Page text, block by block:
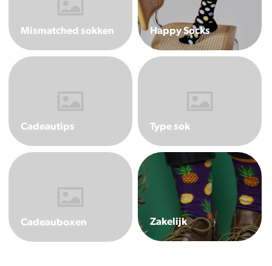
Mismatched sokken Happy Socks
Cadeautips Type sok
Cadeauboxen Zakelijk